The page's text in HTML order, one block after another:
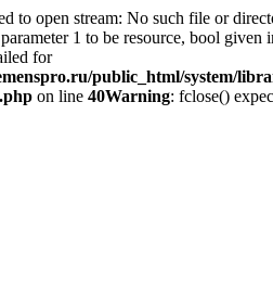
to open stream: No such file or
1 to be resource, bool given
for
public_html/system/
on line 40Warning: fclose()